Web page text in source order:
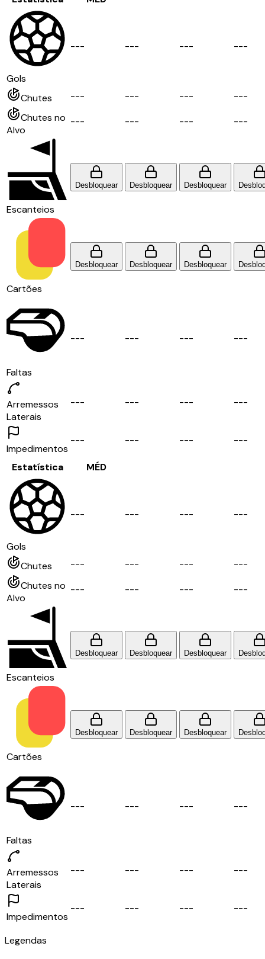
Gols
--- --- --- ---
Chutes --- --- --- ---
Chutes no
Alvo
--- --- --- ---
Escanteios
Desbloquear Desbloquear Desbloquear
Cartões
Desbloquear Desbloquear Desbloquear
Faltas
--- --- --- ---
Arremessos
Laterais
--- --- --- ---
Impedimentos
--- --- --- ---
Estatística MÉD
Gols
--- --- --- ---
Chutes --- --- --- ---
Chutes no
Alvo
--- --- --- ---
Escanteios
Desbloquear Desbloquear Desbloquear
Cartões
Desbloquear Desbloquear Desbloquear
Faltas
--- --- --- ---
Arremessos
Laterais
--- --- --- ---
Impedimentos
--- --- --- ---
Legendas